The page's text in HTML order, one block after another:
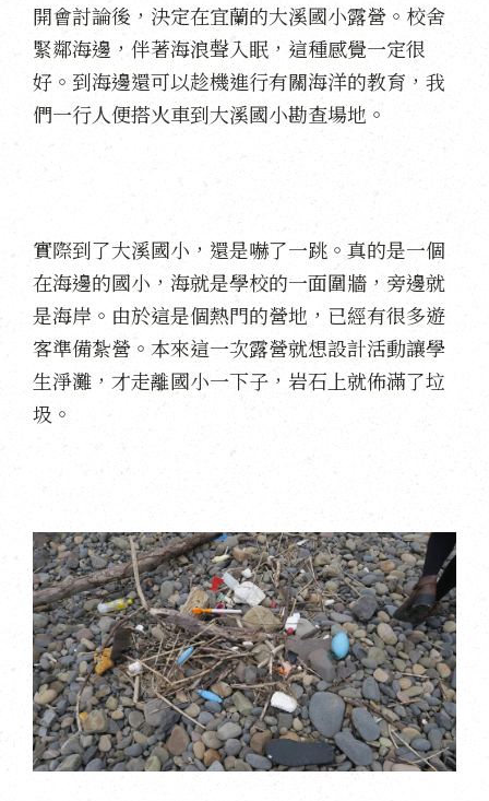
開會討論後，決定在宜蘭的大溪國小露營。校舍
緊鄰海邊，伴著海浪聲入眠，這種感覺一定很
好。到海邊還可以趁機進行有關海洋的教育，我
們一行人便搭火車到大溪國小勘查場地。
實際到了大溪國小，還是嚇了一跳。真的是一個
在海邊的國小，海就是學校的一面圍牆，旁邊就
是海岸。由於這是個熱門的營地，已經有很多遊
客準備紮營。本來這一次露營就想設計活動讓學
生淨灘，才走離國小一下子，岩石上就佈滿了垃
圾。